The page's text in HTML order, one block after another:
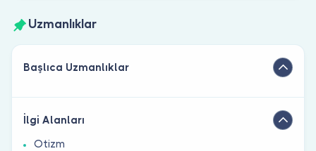
Uzmanlıklar
Başlıca Uzmanlıklar
İlgi Alanları
Otizm